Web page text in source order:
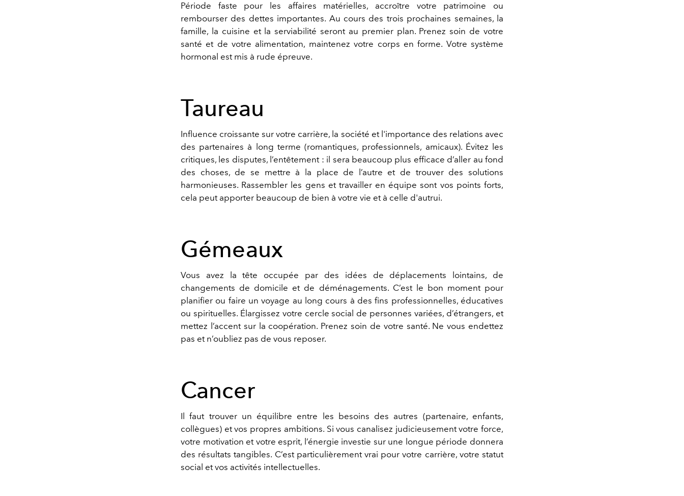
Période faste pour les affaires matérielles, accroître votre patrimoine ou
rembourser des dettes importantes. Au cours des trois prochaines semaines, la
famille, la cuisine et laserviabilité seront au premier plan. Prenez soin de votre
santé et de votre alimentation, maintenez votre corps en forme. Votre système
hormonal est mis à rude épreuve.
Taureau
Influence croissante sur votre carrière, la société et l'importance des relations avec
des partenaires à long terme (romantiques, professionnels, amicaux). Évitez les
critiques, les disputes, l’entêtement : il sera beaucoup plus efficace d’aller au fond
des choses, de se mettre à la place de l’autre et de trouver des solutions
harmonieuses. Rassembler les gens et travailler en équipe sont vos points forts,
cela peut apporter beaucoup de bien à votre vie et à celle d'autrui.
Gémeaux
Vous avez la tête occupée par des idées de déplacements lointains, de
changements de domicile et de déménagements. C’est le bon moment pour
planifier ou faire un voyage au long cours à des fins professionnelles, éducatives
ou spirituelles. Élargissez votre cercle social de personnes variées, d’étrangers, et
mettez l ’accent sur la coopération. Prenez soin de votre santé. Ne vous endettez
pas etn’oubliez pas de vous reposer.
Cancer
Il faut trouver un équilibre entre les besoins des autres (partenaire, enfants,
collègues) et vos propres ambitions. Si vous canalisez judicieusement votre force,
votre motivation et votre esprit, l ’énergie investie sur une longue période donnera
des résultats tangibles. C’est particulièrement vrai pour votre carrière, votre statut
social et vos activités intellectuel les.